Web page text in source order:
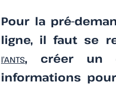
Pour la pré-
ligne, il faut se
l’ANTS, créer un
informations